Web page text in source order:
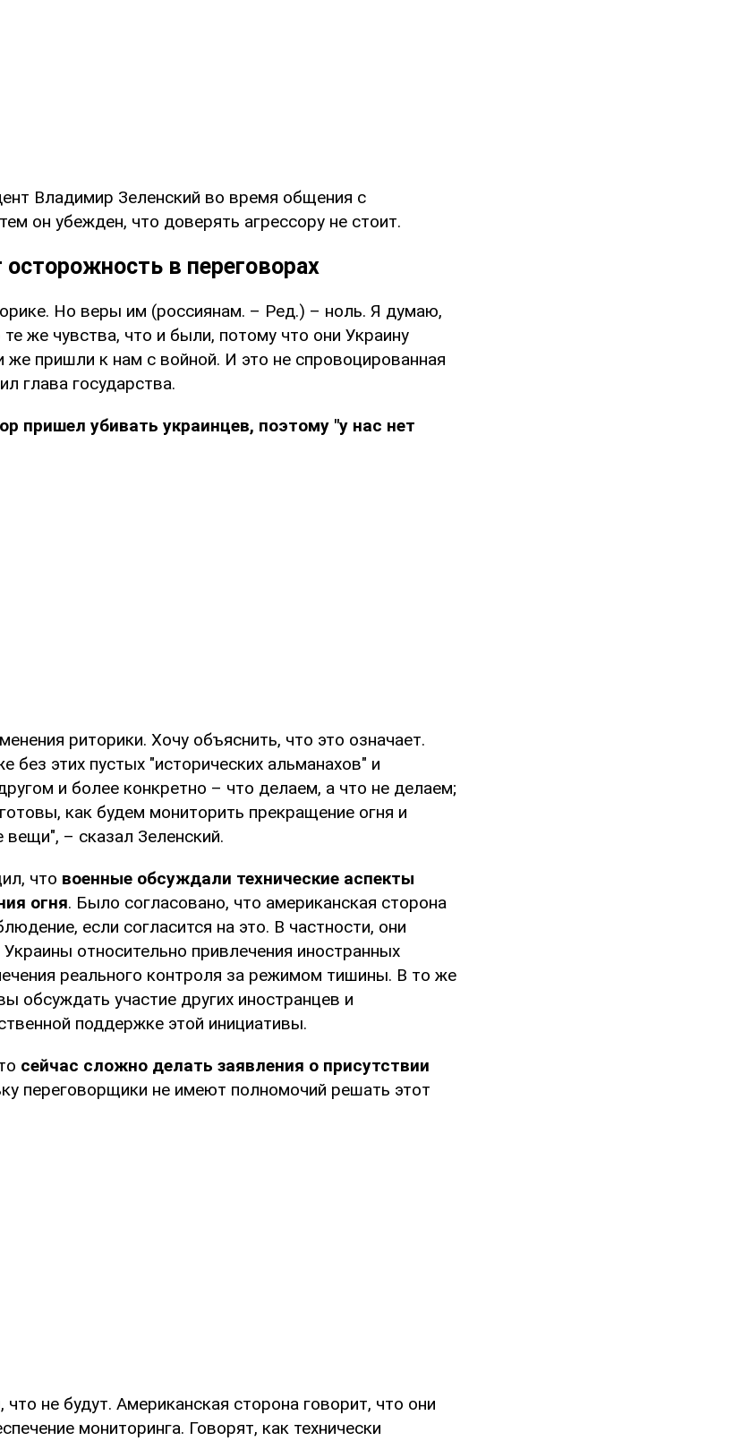
Владимир Зеленский во время общения с
он убежден, что доверять агрессору не стоит.
осторожность в переговорах
Но веры им (россиянам. – Ред.) – ноль. Я думаю,
же чувства, что и были, потому что они Украину
же пришли к нам с войной. И это не спровоцированная
глава государства.
пришел убивать украинцев, поэтому "у нас нет
риторики. Хочу объяснить, что это означает.
без этих пустых "исторических альманахов" и
и более конкретно – что делаем, а что не делаем;
как будем мониторить прекращение огня и
вещи", – сказал Зеленский.
что военные обсуждали технические аспекты
огня. Было согласовано, что американская сторона
если согласится на это. В частности, они
относительно привлечения иностранных
реального контроля за режимом тишины. В то же
обсуждать участие других иностранцев и
поддержке этой инициативы.
сейчас сложно делать заявления о присутствии
переговорщики не имеют полномочий решать этот
не будут. Американская сторона говорит, что они
мониторинга. Говорят, как технически